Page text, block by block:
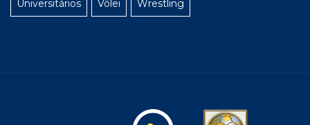
Universitários Vôlei Wrestling